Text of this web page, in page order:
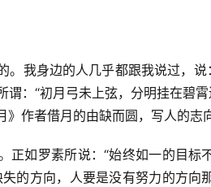
。我身边的人几乎都跟我说过，
：“初月弓未上弦，分明挂在碧
作者借月的由缺而圆，写人的志
正如罗素所说：“始终如一的目
的方向，人要是没有努力的方